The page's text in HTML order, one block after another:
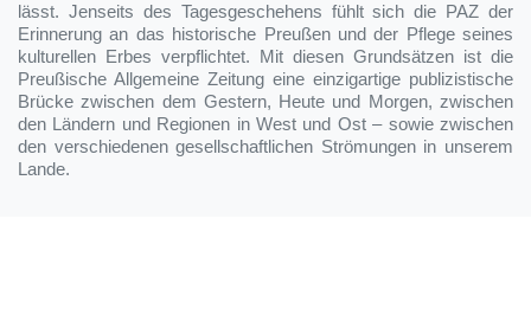
lässt. Jenseits des Tagesgeschehens fühlt sich die PAZ der
Erinnerung an das historische Preußen und der Pflege seines
kulturellen Erbes verpflichtet. Mit diesen Grundsätzen ist die
Preußische Allgemeine Zeitung eine einzigartige publizistische
Brücke zwischen dem Gestern, Heute und Morgen, zwischen
den Ländern und Regionen in West und Ost – sowie zwischen
den verschiedenen gesellschaftlichen Strömungen in unserem
Lande.